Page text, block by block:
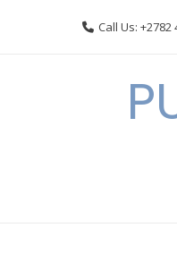
Call Us: +2782